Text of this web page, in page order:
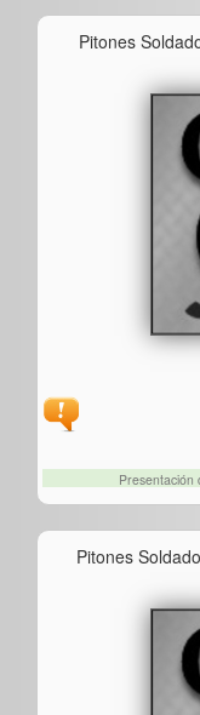
Pitones
Presentación
Pitones